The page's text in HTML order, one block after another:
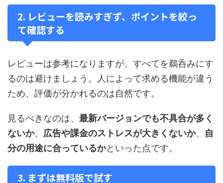
2. レビューを読みすぎず、ポイントを絞っ
て確認する
レビューは参考になりますが、すべてを鵜呑みにす
るのは避けましょう。人によって求める機能が違う
ため、評価が分かれるのは自然です。
見るべきなのは、 最新バージョンでも不具合が多く
ないか、 広告や課金のストレスが大きくないか、 自
分の用途に合っているかといった点です。
3. まずは無料版で試す